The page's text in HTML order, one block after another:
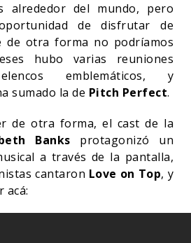
alrededor del mundo, pero
de disfrutar de
de otra forma no podríamos
hubo varias reuniones
emblemáticos, y
sumado la de Pitch Perfect.
de otra forma, el cast de la
Banks protagonizó un
a través de la pantalla,
cantaron Love on Top, y
acá: